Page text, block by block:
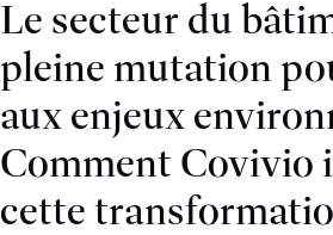
Le secteur du
pleine mutation
aux enjeux
Comment Covivio
cette